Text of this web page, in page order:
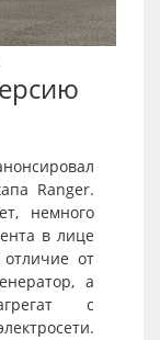
Ranger.
немного
в лице
от
а
с